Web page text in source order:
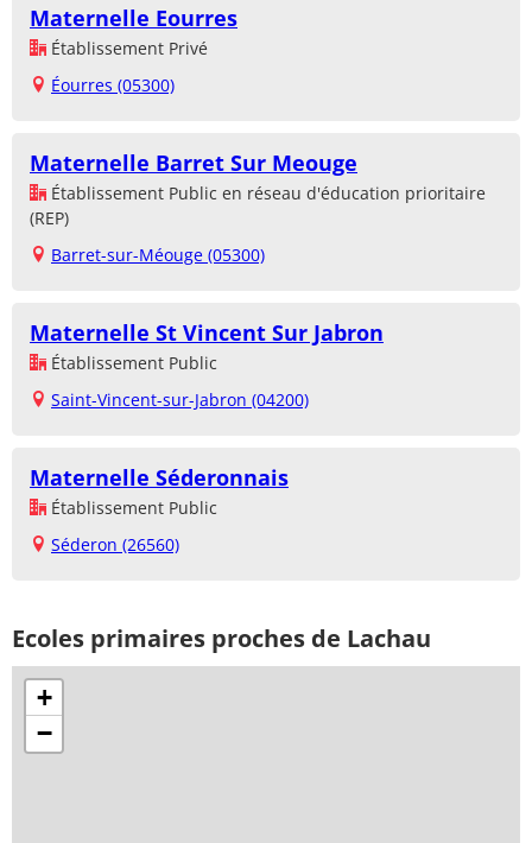
Maternelle Eourres
Établissement Privé
Éourres (05300)
Maternelle Barret Sur Meouge
Établissement Public en réseau d'éducation prioritaire
(REP)
Barret-sur-Méouge (05300)
Maternelle St Vincent Sur Jabron
Établissement Public
Saint-Vincent-sur-Jabron (04200)
Maternelle Séderonnais
Établissement Public
Séderon (26560)
Ecoles primaires proches de Lachau
+
−